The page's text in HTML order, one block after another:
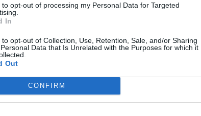
to opt-out of processing my Personal Data for Targeted
In
to opt-out of Collection, Use, Retention, Sale, and/or Sharing
Data that Is Unrelated with the Purposes for which it
Out
CONFIRM
το Δυτικό Τέξας και ταξίδεψε στα όρια του
μια σύντομη περίοδο έλλειψης βαρύτητας
πτήση που διήρκησε περίπου 11 λεπτά, σύμφωνα
.